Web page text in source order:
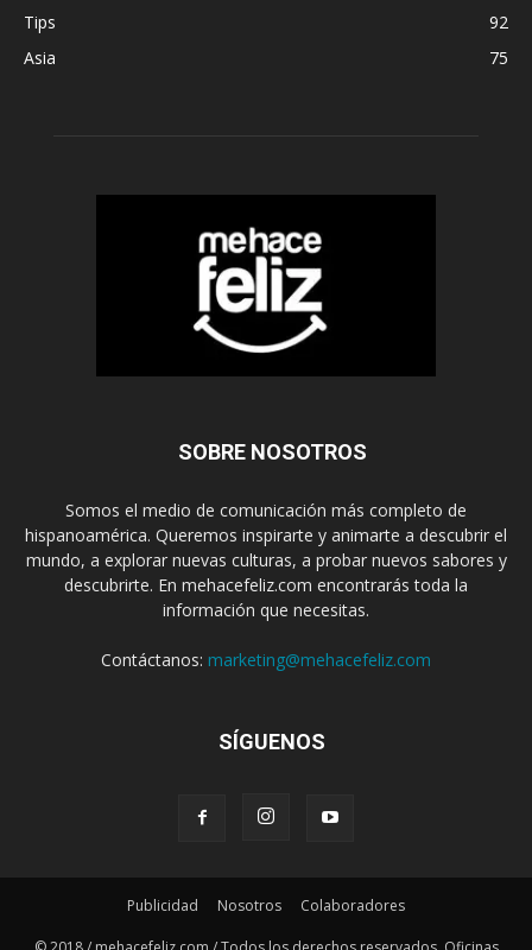
Tips
92
Asia
75
SOBRE NOSOTROS
Somos el medio de comunicación más completo de
hispanoamérica. Queremos inspirarte y animarte a descubrir el
mundo, a explorar nuevas culturas, a probar nuevos sabores y
descubrirte. En mehacefeliz.com encontrarás toda la
información que necesitas.
Contáctanos: marketing@mehacefeliz.com
SÍGUENOS
Publicidad Nosotros Colaboradores